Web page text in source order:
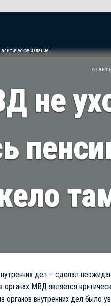
издание
не
дел – сделал
органах МВД является
органов внутренних дел было